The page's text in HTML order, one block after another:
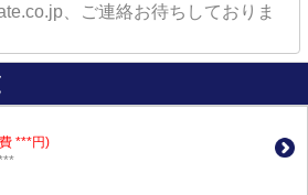
、ご連絡お待ちしておりま
***円)